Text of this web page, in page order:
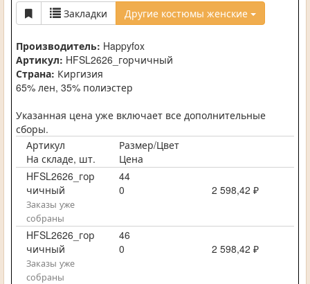
Закладки Другие костюмы женские
Производитель: Happyfox
Артикул: HFSL2626_горчичный
Страна: Киргизия
65% лен, 35% полиэстер
Указанная цена уже включает все дополнительные
сборы.
Артикул
Размер/Цвет
На складе, шт.
Цена
HFSL2626_гор
чичный
44
0
2 598,42 ₽
Заказы уже
собраны
HFSL2626_гор
чичный
46
0
2 598,42 ₽
Заказы уже
собраны